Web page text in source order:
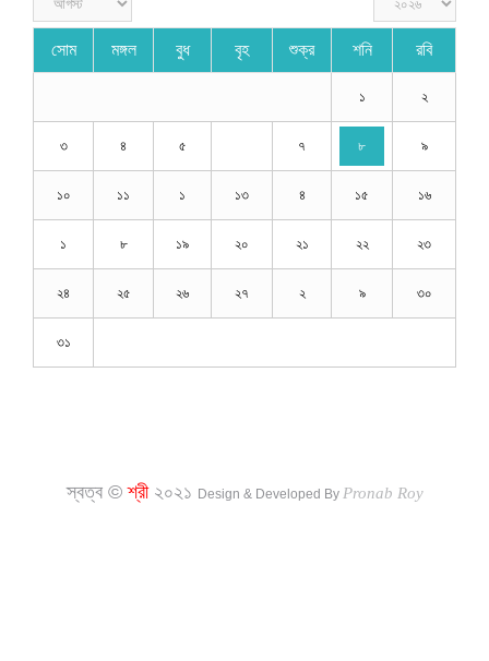
সোম মঙ্গল বুধ বৃহ শুক্র শনি রবি
১ ২
৩ ৪ ৫ ৭ ৮ ৯
১০ ১১ ১ ১৩ ৪ ১৫ ১৬
১ ৮ ১৯ ২০ ২১ ২২ ২৩
২৪ ২৫ ২৬ ২৭ ২ ৯ ৩০
৩১
স্বত্ব ©শ্রী ২০২১ Design & Developed By Pronab Roy